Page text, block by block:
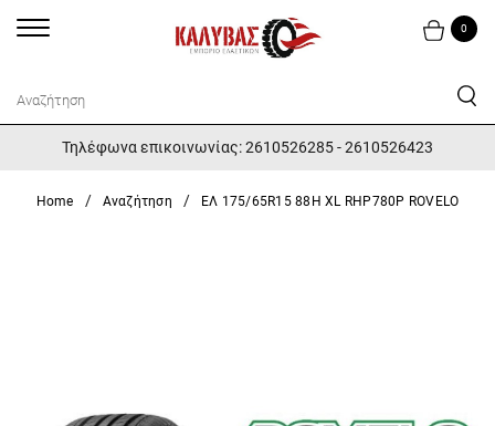
0
Τηλέφωνα επικοινωνίας: 2610526285 - 2610526423
Home Αναζήτηση ΕΛ 175/65R15 88Η XL RHP780P ROVELO